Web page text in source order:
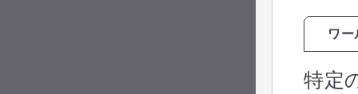
ワ
特定